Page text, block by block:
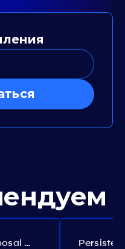
Akash governance. Proposal №308